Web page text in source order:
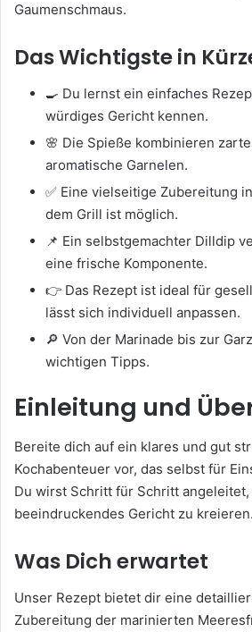
Gaumenschmaus.
Das Wichtigste in
🍳 Du lernst ein einfaches
würdiges Gericht kennen.
🌸 Die Spieße kombinieren
aromatische Garnelen.
✅ Eine vielseitige Zubereitung
dem Grill ist möglich.
📌 Ein selbstgemachter Dilldip
eine frische Komponente.
👉 Das Rezept ist ideal für
lässt sich individuell anpassen.
🔎 Von der Marinade bis zur
wichtigen Tipps.
Einleitung und
Bereite dich auf ein klares und gut
Kochabenteuer vor, das selbst für
Du wirst Schritt für Schritt angeleitet,
beeindruckendes Gericht zu kreieren.
Was Dich erwartet
Unser Rezept bietet dir eine
Zubereitung der marinierten